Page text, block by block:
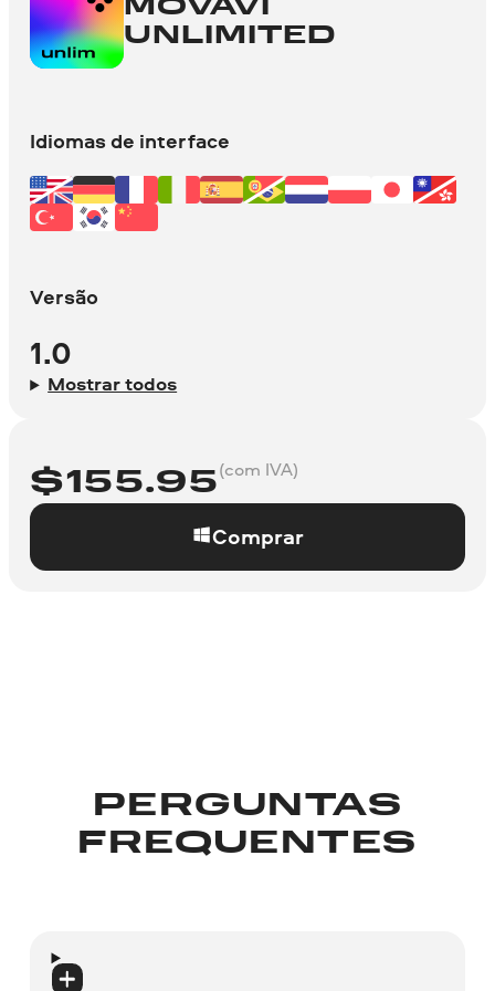
MOVAVI
UNLIMITED
Idiomas de interface
Versão
1.0
Mostrar todos
Comprar
$155.95(com IVA)
PERGUNTAS
FREQUENTES